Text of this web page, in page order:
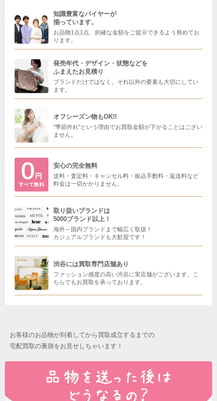
知識豊富なバイヤーが
揃っています。
お品物1点1点、的確な金額をご提示できるよう努めてお
ります。
発売年代・デザイン・状態などを
ふまえたお見積り
ブランドだけではなく。それ以外の要素も大切にしてい
ます。
オフシーズン物もOK!!
"季節外れ"という理由でお買取金額が下がることはござい
ません。
安心の完全無料
送料・査定料・キャンセル料・振込手数料・返送料など
料金は一切かかりません。
取り扱いブランドは
5000ブランド以上！
海外～国内ブランドまで幅広く取扱！
カジュアルブランドも大歓迎です！
渋谷には買取専門店舗あり
ファッション感度の高い渋谷に実店舗がございます。こ
ちらでもお買取を承っております。
お客様のお品物が到着してから買取成立するまでの
宅配買取の裏側をお見せしちゃいます！